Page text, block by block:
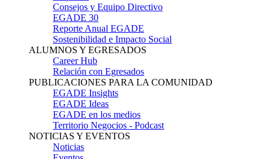
Consejos y Equipo Directivo
EGADE 30
Reporte Anual EGADE
Sostenibilidad e Impacto Social
ALUMNOS Y EGRESADOS
Career Hub
Relación con Egresados
PUBLICACIONES PARA LA COMUNIDAD
EGADE Insights
EGADE Ideas
EGADE en los medios
Territorio Negocios - Podcast
NOTICIAS Y EVENTOS
Noticias